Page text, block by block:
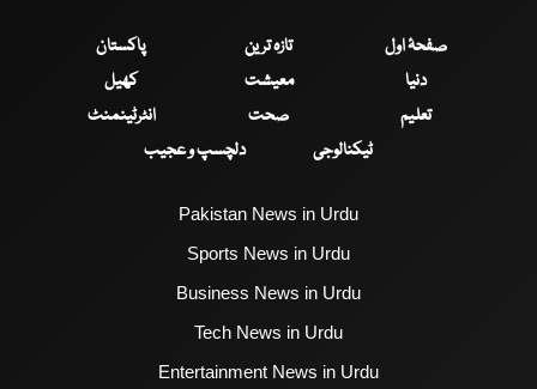
صفحۂ اول تازہ ترین
پاکستان
دنیا
معیشت
کھیل
تعلیم
صحت
انٹرٹینمنٹ
ٹیکنالوجی
دلچسپ و عجیب
Pakistan News in Urdu
Sports News in Urdu
Business News in Urdu
Tech News in Urdu
Entertainment News in Urdu